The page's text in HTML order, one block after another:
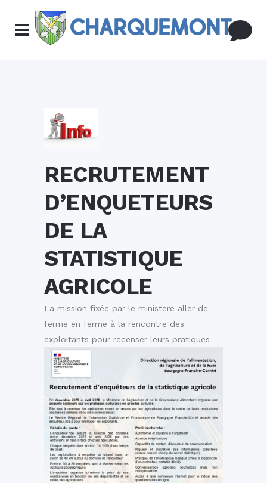
RECRUTEMENT
D’ENQUETEURS
DE LA
STATISTIQUE
AGRICOLE
La mission fixée par le ministère aller de
ferme en ferme à la rencontre des
exploitants pour recenser leurs pratiques